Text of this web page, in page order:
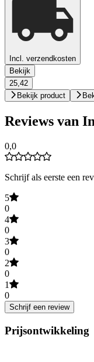
Incl. verzendkosten
Bekijk
25,42
Bekijk product
Reviews van
0,0
Schrijf als eerste een
5
0
4
0
3
0
2
0
1
0
Schrijf een review
Prijsontwikkeling